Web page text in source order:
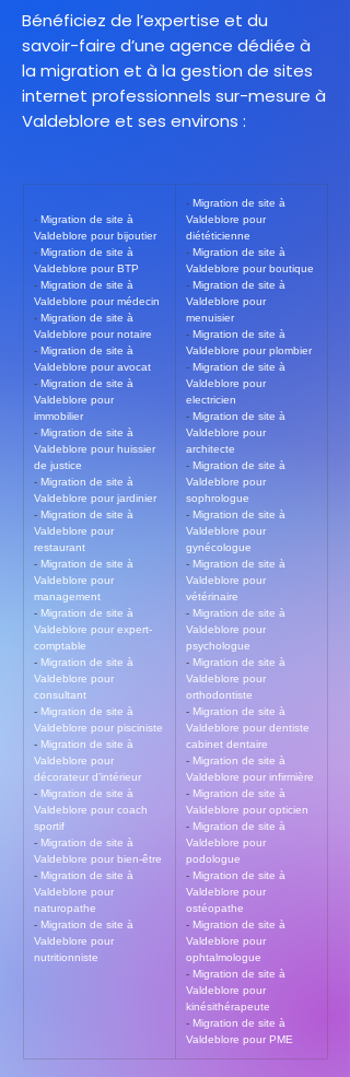
Bénéficiez de l’expertise et du
savoir-faire d’une agence dédiée à
la migration et à la gestion de sites
internet professionnels sur-mesure à
Valdeblore et ses environs :
- Migration de site à
Valdeblore pour bijoutier
- Migration de site à
Valdeblore pour BTP
- Migration de site à
Valdeblore pour médecin
- Migration de site à
Valdeblore pour notaire
- Migration de site à
Valdeblore pour avocat
- Migration de site à
Valdeblore pour
immobilier
- Migration de site à
Valdeblore pour huissier
de justice
- Migration de site à
Valdeblore pour jardinier
- Migration de site à
Valdeblore pour
restaurant
- Migration de site à
Valdeblore pour
management
- Migration de site à
Valdeblore pour expert-
comptable
- Migration de site à
Valdeblore pour
consultant
- Migration de site à
Valdeblore pour pisciniste
- Migration de site à
Valdeblore pour
décorateur d’intérieur
- Migration de site à
Valdeblore pour coach
sportif
- Migration de site à
Valdeblore pour bien-être
- Migration de site à
Valdeblore pour
naturopathe
- Migration de site à
Valdeblore pour
nutritionniste
- Migration de site à
Valdeblore pour
diététicienne
- Migration de site à
Valdeblore pour boutique
- Migration de site à
Valdeblore pour
menuisier
- Migration de site à
Valdeblore pour plombier
- Migration de site à
Valdeblore pour
electricien
- Migration de site à
Valdeblore pour
architecte
- Migration de site à
Valdeblore pour
sophrologue
- Migration de site à
Valdeblore pour
gynécologue
- Migration de site à
Valdeblore pour
vétérinaire
- Migration de site à
Valdeblore pour
psychologue
- Migration de site à
Valdeblore pour
orthodontiste
- Migration de site à
Valdeblore pour dentiste
cabinet dentaire
- Migration de site à
Valdeblore pour infirmière
- Migration de site à
Valdeblore pour opticien
- Migration de site à
Valdeblore pour
podologue
- Migration de site à
Valdeblore pour
ostéopathe
- Migration de site à
Valdeblore pour
ophtalmologue
- Migration de site à
Valdeblore pour
kinésithérapeute
- Migration de site à
Valdeblore pour PME